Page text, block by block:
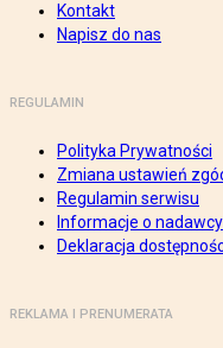
Kontakt
Napisz do nas
REGULAMIN
Polityka Prywatności
Zmiana ustawień
Regulamin serwisu
Informacje o nadawcy
Deklaracja
REKLAMA I PRENUMERATA